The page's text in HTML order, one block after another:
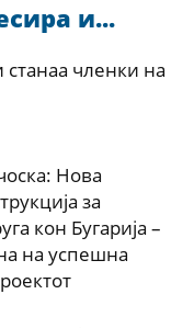
и...
членки на
Нова
за
кон Бугарија –
на успешна